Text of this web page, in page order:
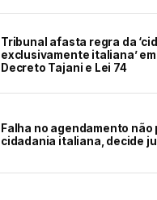
Tribunal afasta regra da
exclusivamente italiana’
Decreto Tajani e Lei 74
Falha no agendamento
cidadania italiana, decide